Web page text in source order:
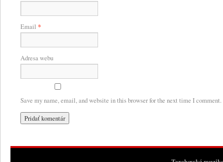
Email *
Adresa webu
Save my name, email, and website in this browser for the next time I comment.